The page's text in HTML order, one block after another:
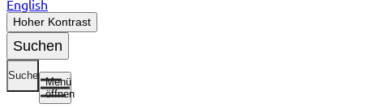
English
Hoher Kontrast
Suchen
Suche
Menü
öffnen